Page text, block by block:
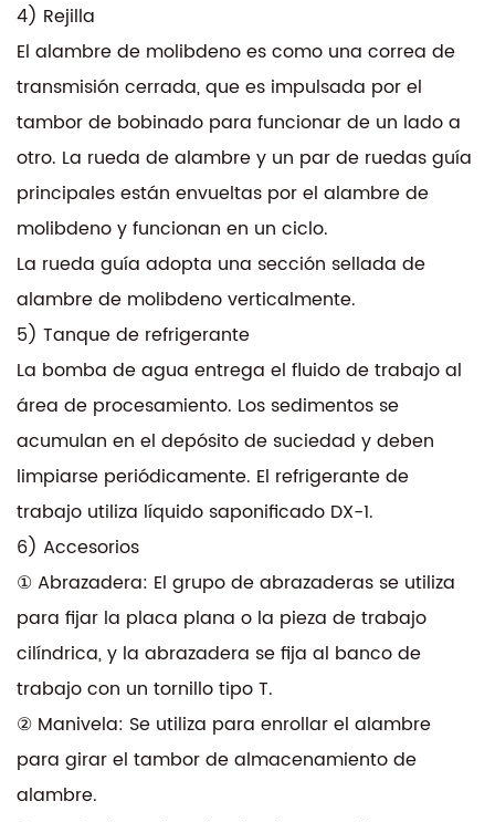
4) Rejilla
El alambre de molibdeno es como una correa de
transmisión cerrada, que es impulsada por el
tambor de bobinado para funcionar de un lado a
otro. La rueda de alambre y un par de ruedas guía
principales están envueltas por el alambre de
molibdeno y funcionan en un ciclo.
La rueda guía adopta una sección sellada de
alambre de molibdeno verticalmente.
5) Tanque de refrigerante
La bomba de agua entrega el fluido de trabajo al
área de procesamiento. Los sedimentos se
acumulan en el depósito de suciedad y deben
limpiarse periódicamente. El refrigerante de
trabajo utiliza líquido saponificado DX-1.
6) Accesorios
① Abrazadera: El grupo de abrazaderas se utiliza
para fijar la placa plana o la pieza de trabajo
cilíndrica, y la abrazadera se fija al banco de
trabajo con un tornillo tipo T.
② Manivela: Se utiliza para enrollar el alambre
para girar el tambor de almacenamiento de
alambre.